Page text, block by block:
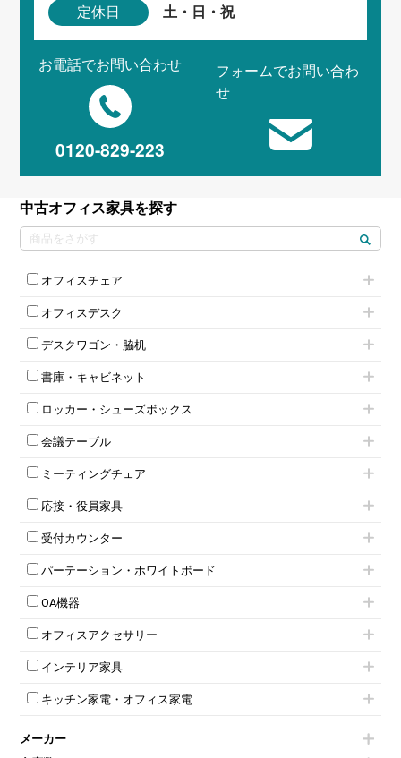
定休日 土・日・祝
お電話でお問い合わせ
0120-829-223
フォームでお問い合わ
せ
中古オフィス家具を探す
オフィスチェア
肘付きチェア
肘無しチェア
役員チェア
オフィスチェアその他
オフィスデスク
片袖机
フリーアドレスデスク（ベンチデスク）
昇降デスク
両袖机
デスクワゴン・脇机
インワゴン2段
インワゴン3段
脇机
書庫・キャビネット
ハイキャビネット
ローキャビネット
両開きキャビネット
上下連結キャビネット
軽量ラック（スチールラック）
収納家具その他
両開書庫
ラテラル書庫
ロッカー・シューズボックス
1人用ロッカー
2人用ロッカー
3人用ロッカー
5人用ロッカー
8人用ロッカー
多人数ロッカー
ダイヤル錠ロッカー
ダイヤル錠ロッカー
ワードローブ・クローゼット
会議テーブル
ミーティングテーブル
スタッキングテーブル
ネスティングテーブル
カウンターテーブル
T字脚テーブル
会議テーブルW1200～
会議テーブルW1800～
平行スタックテーブル
会議テーブルその他
ミーティングチェア
キャスター付きミーティングチェア
スタッキングミーティングチェア
テーブル付きミーティングチェア
折りたたみミーティングチェア
ハイチェア
ミーティングチェアその他
応接・役員家具
応接セット
応接ソファ
応接チェア
応接・役員家具その他
受付カウンター
ハイカウンター
ローカウンター
ラウンジカウンター
パーテーション・ホワイトボード
パーテーション
自立タイプパーテーション
パーテーションその他
壁掛けホワイトボード
ホワイトボードその他
OA機器
電話機（ビジネスフォン）
シュレッダー
スクリーン
その他OA機器
オフィスアクセサリー
チェア用台車
演台・講演台・演説台
防音パネル
コートハンガー・ポールハンガー
インテリア家具
モールドチェア
ダイニングチェア
カウンターテーブル
キッチン家電・オフィス家電
冷蔵庫・洗濯機
メーカー